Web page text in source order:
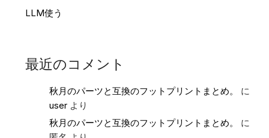
LLM使う
最近のコメント
秋月のパーツと互換のフットプリントまとめ。
に
user より
秋月のパーツと互換のフットプリントまとめ。
に